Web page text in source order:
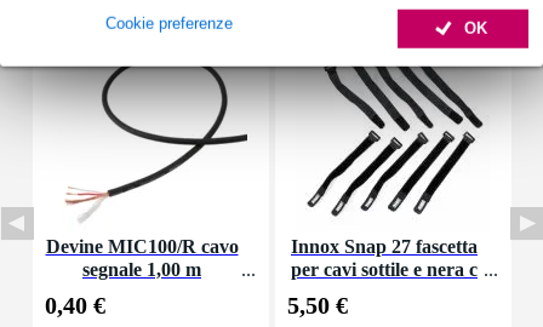
OK
Cookie preferenze
Devine MIC100/R cavo
segnale 1,00 m
0,40 €
Innox Snap 27 fascetta
per cavi sottile e nera c
(10 pezzi)
5,50 €